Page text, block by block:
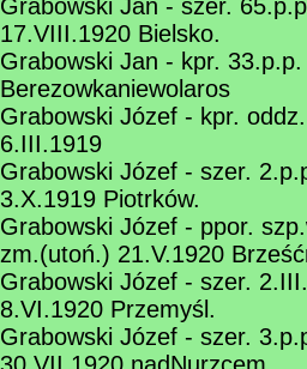
Grabowski Jan - szer.
17.VIII.1920 Bielsko.
Grabowski Jan - kpr.
Berezowkaniewolaros
Grabowski Józef - kpr.
6.III.1919
Grabowski Józef - szer.
3.X.1919 Piotrków.
Grabowski Józef - ppor.
zm.(utoń.) 21.V.1920
Grabowski Józef - szer.
8.VI.1920 Przemyśl.
Grabowski Józef - szer.